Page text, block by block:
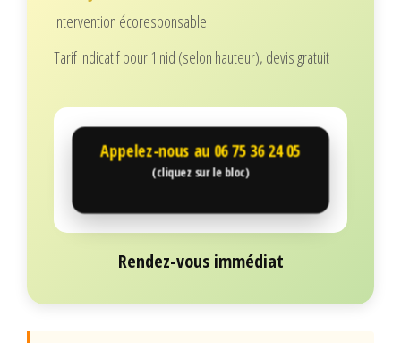
Intervention écoresponsable
Tarif indicatif pour 1 nid (selon hauteur), devis gratuit
Appelez-nous au06 75 36 24 05
(cliquez sur le bloc)
Rendez-vous immédiat